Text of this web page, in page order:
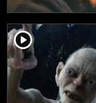
player2